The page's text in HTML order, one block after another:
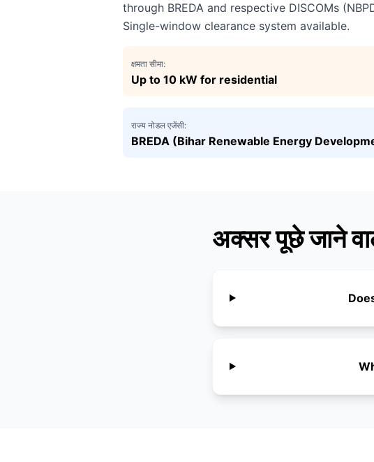
through BREDA and respective DISCOMs
Single-window clearance system available.
क्षमता सीमा:
Up to 10 kW for residential
राज्य नोडल एजेंसी:
BREDA (Bihar Renewable Energy
अक्सर पूछे जाने